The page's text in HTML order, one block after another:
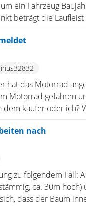
ein Fahrzeug
beträgt die Laufleist
hat das Motorrad
Motorrad gefahren
dem käufer oder ich?
nach
zu folgendem Fall:
ca. 30m
dass der Baum